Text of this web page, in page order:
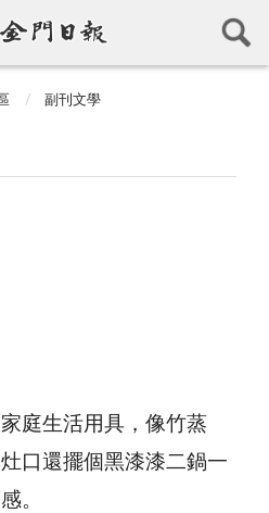
副刊文學
庭生活用具，像竹蒸
口還擺個黑漆漆二鍋一
。